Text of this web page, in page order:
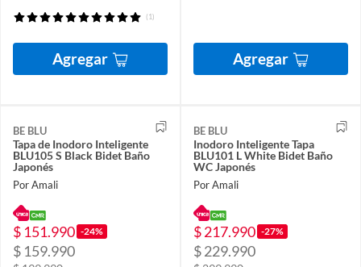
(1)
Agregar Agregar
BE BLU
Tapa de Inodoro Inteligente
BLU105 S Black Bidet Baño
Japonés
Por Amali
$ 151.990 -24%
$ 159.990
BE BLU
Inodoro Inteligente Tapa
BLU101 L White Bidet Baño
WC Japonés
Por Amali
$ 217.990 -27%
$ 229.990